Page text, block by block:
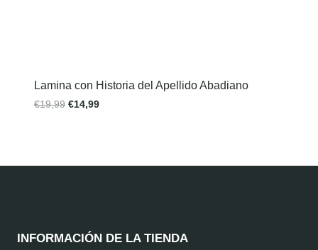
Lamina con Historia del Apellido Abadiano
€19,99 €14,99
INFORMACIÓN DE LA TIENDA